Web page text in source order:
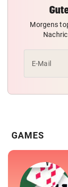
Morgens
E-Mail
GAMES